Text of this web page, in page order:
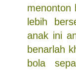
menonton
lebih
anak ini
benarlah
bola